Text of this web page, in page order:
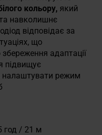
кольору, який
навколишнє
відповідає за
що
адаптації
підвищує
налаштувати режим
год / 21 м